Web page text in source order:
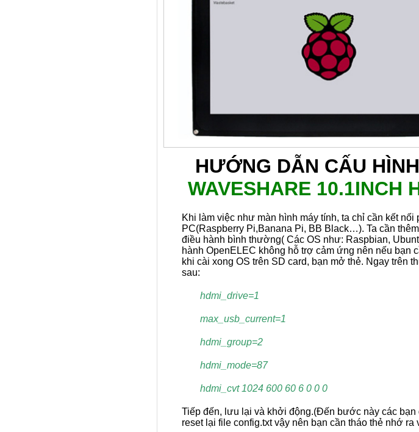
HƯỚNG DẪN CẤU
WAVESHARE 10.1INCH
Khi làm việc như màn hình máy tính, ta chỉ cần kết
PC(Raspberry Pi,Banana Pi, BB Black…). Ta cần
điều hành bình thường( Các OS như: Raspbian,
hành OpenELEC không hỗ trợ cảm ứng nên nếu bạn
khi cài xong OS trên SD card, bạn mở thẻ. Ngay trên
sau:
hdmi_drive=1
max_usb_current=1
hdmi_group=2
hdmi_mode=87
hdmi_cvt 1024 600 60 6 0 0 0
Tiếp đến, lưu lại và khởi động.(Đến bước này các
reset lại file config.txt vậy nên bạn cần tháo thẻ nhớ